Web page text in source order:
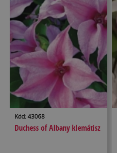
Kód: 43068
Duchess of Albany klemátisz